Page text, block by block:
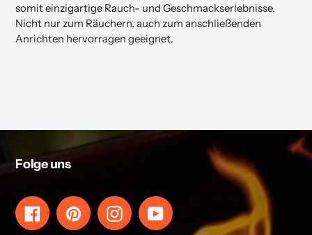
somit einzigartige Rauch- und Geschmackserlebnisse.
Nicht nur zum Räuchern, auch zum anschließenden
Anrichten hervorragen geeignet.
Folge uns
FacebookPinterestInstagramYouTube